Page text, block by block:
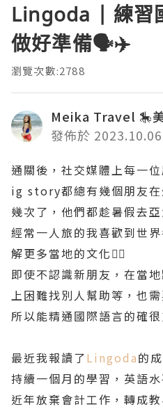
Lingoda | 練習
做好準備🗣️✈️
瀏覽次數:2788
Meika Travel 🎠
發佈於 2023.10.06
通關後，社交媒體上每一
ig story都總有幾個朋友在
幾次了，他們都趁暑假去
經常一人旅的我喜歡到世
解更多當地的文化👯‍♀️
即使不認識新朋友，在當
上困難找別人幫助等，也
所以能精通國際語言的確很
最近我報讀了Lingoda的
持續一個月的學習，英語
近年放棄會計工作，轉成